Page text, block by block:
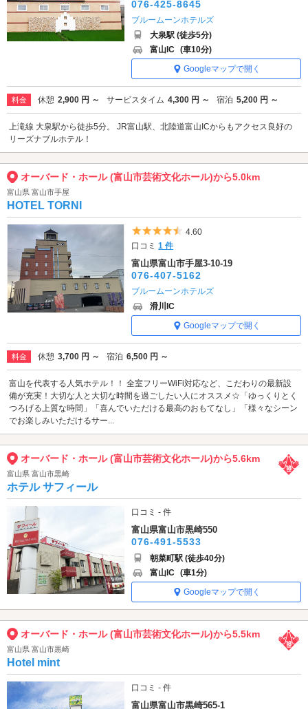
076-425-8645
ブルームーンホテルズ
大泉駅 (徒歩5分)
富山IC (車10分)
Googleマップで開く
料金 休憩 2,900 円 ～ サービスタイム 4,300 円 ～ 宿泊 5,200 円 ～
上滝線 大泉駅から徒歩5分。 JR富山駅、北陸道富山ICからもアクセス良好の
リーズナブルホテル！
オーバード・ホール (富山市芸術文化ホール)から5.0km
富山県 富山市手屋
HOTEL TORNI
5つ星のうち4.5
4.60
口コミ1 件
富山県富山市手屋3-10-19
076-407-5162
ブルームーンホテルズ
滑川IC
Googleマップで開く
料金 休憩 3,700 円 ～ 宿泊 6,500 円 ～
富山を代表する人気ホテル！！ 全室フリーWiFi対応など、こだわりの最新設
備が充実！大切な人と大切な時間を過ごしたい人にオススメ☆「ゆっくりとく
つろげる上質な時間」「喜んでいただける最高のおもてなし」「様々なシーン
でお楽しみいただけるサー...
オーバード・ホール (富山市芸術文化ホール)から5.6km
富山県 富山市黒崎
ホテル サフィール
口コミ - 件
富山県富山市黒崎550
076-491-5533
朝菜町駅 (徒歩40分)
富山IC (車1分)
Googleマップで開く
オーバード・ホール (富山市芸術文化ホール)から5.5km
富山県 富山市黒崎
Hotel mint
口コミ - 件
富山県富山市黒崎565-1